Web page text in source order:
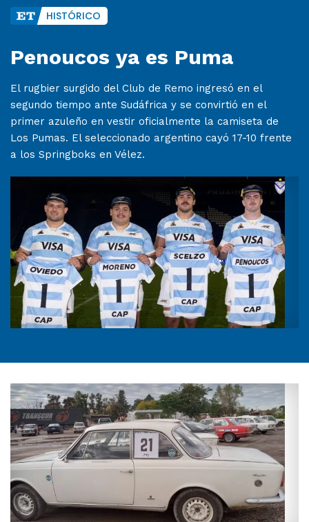
HISTÓRICO
Penoucos ya es Puma
El rugbier surgido del Club de Remo ingresó en el
segundo tiempo ante Sudáfrica y se convirtió en el
primer azuleño en vestir oficialmente la camiseta de
Los Pumas. El seleccionado argentino cayó 17-10 frente
a los Springboks en Vélez.